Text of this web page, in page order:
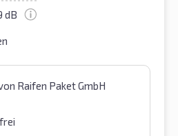
dB
Raifen Paket GmbH